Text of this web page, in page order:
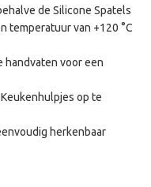
de Silicone Spatels
temperatuur van +120 °C
handvaten voor een
op te
herkenbaar